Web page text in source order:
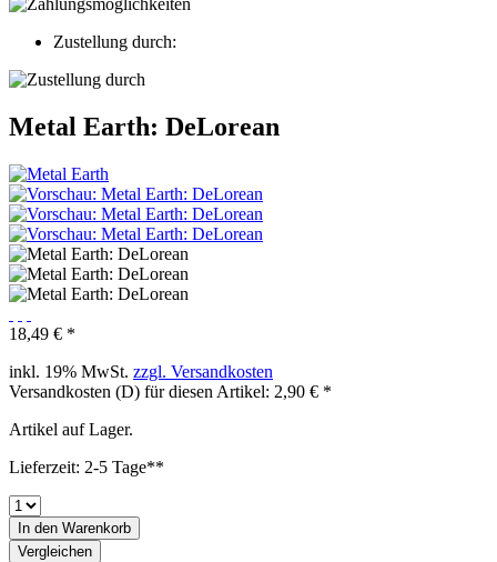
Zustellung durch:
Metal Earth: DeLorean
18,49 € *
inkl. 19% MwSt. zzgl. Versandkosten
Versandkosten (D) für diesen Artikel: 2,90 € *
Artikel auf Lager.
Lieferzeit: 2-5 Tage**
In den Warenkorb
Vergleichen